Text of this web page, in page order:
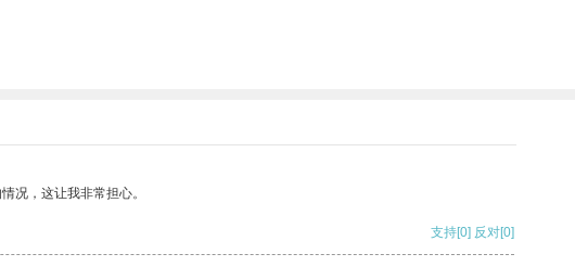
况，这让我非常担心。
支持[0] 反对[0]